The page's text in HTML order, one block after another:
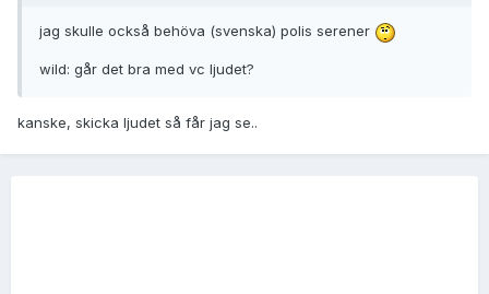
jag skulle också behöva (svenska) polis serener
wild: går det bra med vc ljudet?
kanske, skicka ljudet så får jag se..